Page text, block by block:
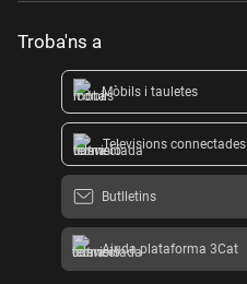
Troba'ns a
Mòbils i tauletes
Televisions connectades
Butlletins
Ajuda plataforma 3Cat